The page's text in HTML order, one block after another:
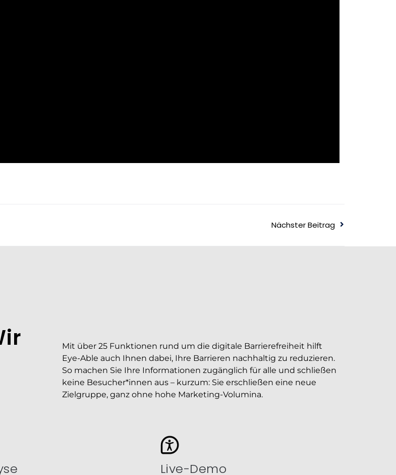
Nächster Beitrag
Mit über 25 Funktionen rund um die digitale Barrierefreiheit hilft
Eye-Able auch Ihnen dabei, Ihre Barrieren nachhaltig zu reduzieren.
So machen Sie Ihre Informationen zugänglich für alle und schließen
keine Besucher*innen aus – kurzum: Sie erschließen eine neue
Zielgruppe, ganz ohne hohe Marketing-Volumina.
Live-Demo